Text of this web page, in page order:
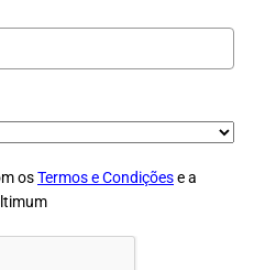
osTermos e Condiçõese a